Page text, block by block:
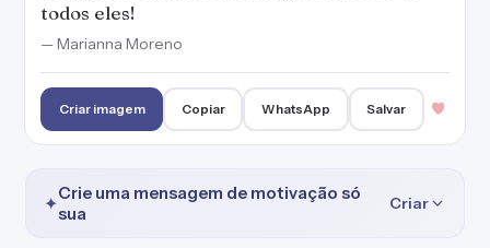
todos eles!
— Marianna Moreno
Criar imagem Copiar WhatsApp Salvar
✦Crie uma mensagem de motivação só
sua
Criar